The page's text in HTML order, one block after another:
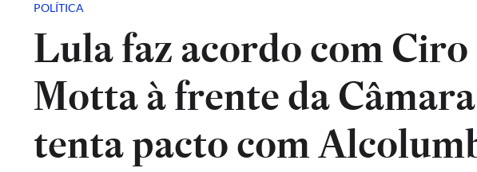
POLÍTICA
Lula faz acordo com
Motta à frente da
tenta pacto com